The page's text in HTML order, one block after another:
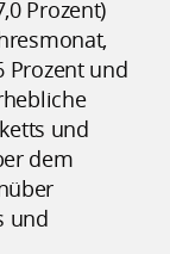
Prozent)
Prozent und
und
dem
und